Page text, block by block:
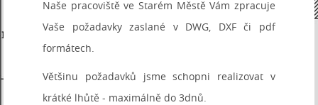
Naše pracoviště ve Starém Městě Vám zpracuje
Vaše požadavky zaslané v DWG, DXF či pdf
formátech.
Většinu požadavků jsme schopni realizovat v
krátké lhůtě - maximálně do 3dnů.